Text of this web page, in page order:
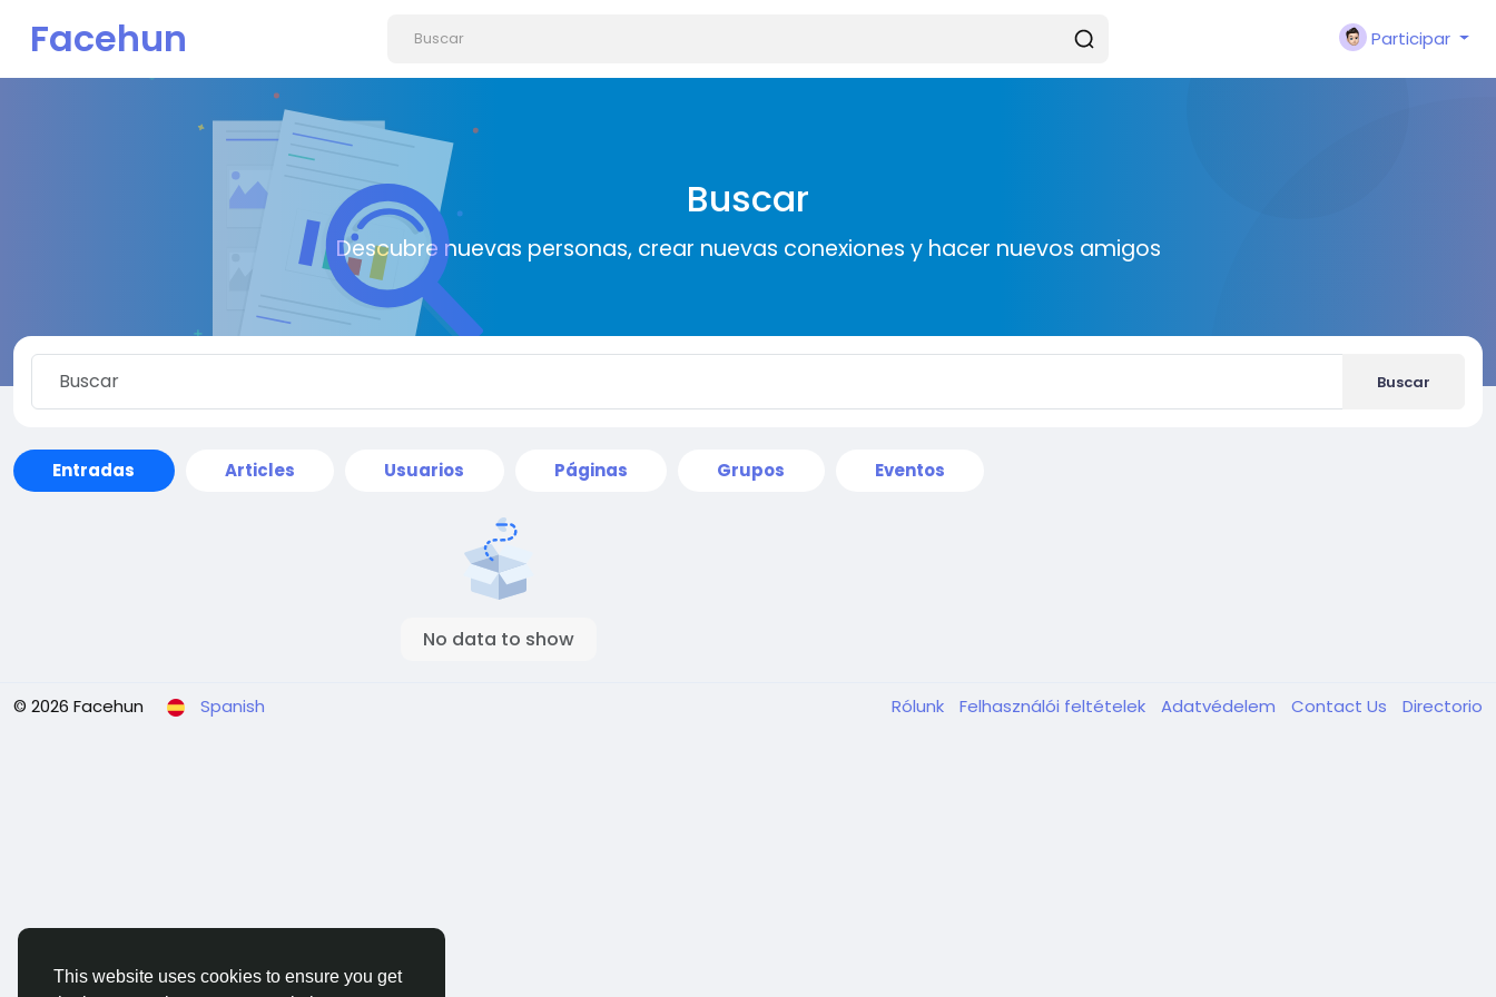
This website uses cookies to ensure you get
Facehun Participar
Buscar
Descubre nuevas personas, crear nuevas conexiones y hacer nuevos amigos
Buscar
Entradas Articles Usuarios Páginas Grupos Eventos
No data to show
© 2026 Facehun Spanish Rólunk Felhasználói feltételek Adatvédelem Contact Us Directorio